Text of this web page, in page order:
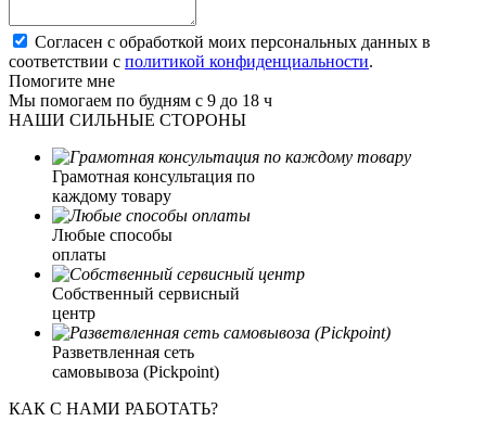
Согласен с обработкой моих персональных данных в
соответствии с политикой конфиденциальности.
Помогите мне
Мы помогаем по будням с 9 до 18 ч
НАШИ СИЛЬНЫЕ СТОРОНЫ
Грамотная консультация по
каждому товару
Любые способы
оплаты
Собственный сервисный
центр
Разветвленная сеть
самовывоза (Pickpoint)
КАК С НАМИ РАБОТАТЬ?